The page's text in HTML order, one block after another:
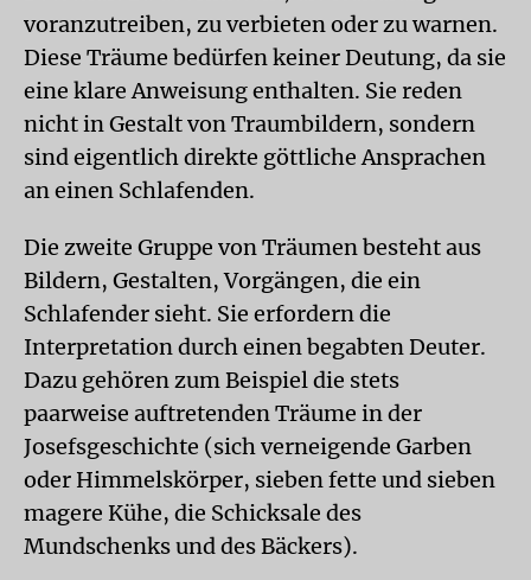
voranzutreiben, zu verbieten oder zu warnen.
Diese Träume bedürfen keiner Deutung, da sie
eine klare Anweisung enthalten. Sie reden
nicht in Gestalt von Traumbildern, sondern
sind eigentlich direkte göttliche Ansprachen
an einen Schlafenden.
Die zweite Gruppe von Träumen besteht aus
Bildern, Gestalten, Vorgängen, die ein
Schlafender sieht. Sie erfordern die
Interpretation durch einen begabten Deuter.
Dazu gehören zum Beispiel die stets
paarweise auftretenden Träume in der
Josefsgeschichte (sich verneigende Garben
oder Himmelskörper, sieben fette und sieben
magere Kühe, die Schicksale des
Mundschenks und des Bäckers).